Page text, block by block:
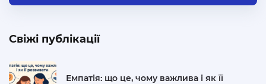
Свіжі публікації
Емпатія: що це, чому важлива і як її